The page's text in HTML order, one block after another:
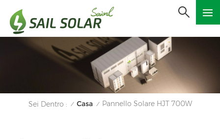
Sei Dentro : / Casa / Pannello Solare HJT 700W